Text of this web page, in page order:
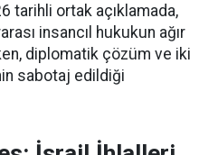
tarihli ortak açıklamada,
insancıl hukukun ağır
diplomatik çözüm ve iki
sabotaj edildiği